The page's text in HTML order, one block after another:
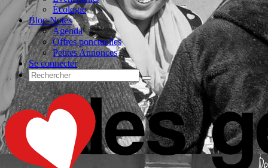
Écologie
Bloc-Notes
Agenda
Offres ponctuelles
Petites Annonces
Se connecter